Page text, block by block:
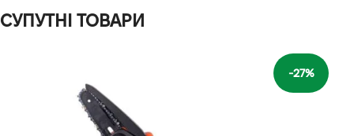
СУПУТНІ ТОВАРИ
-27%